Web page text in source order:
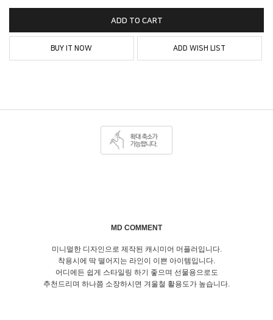
ADD TO CART
BUY IT NOW ADD WISH LIST
MD COMMENT
미니멀한 디자인으로 제작된 캐시미어 머플러입니다.
착용시에 딱 떨어지는 라인이 이쁜 아이템입니다.
어디에든 쉽게 스타일링 하기 좋으며 선물용으로도
추천드리며 하나쯤 소장하시면 겨울철 활용도가 높습니다.